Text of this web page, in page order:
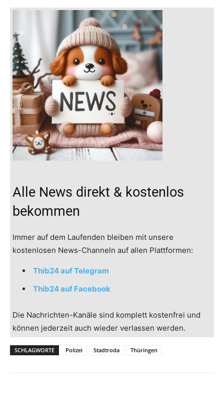
Alle News direkt & kostenlos
bekommen
Immer auf dem Laufenden bleiben mit unsere
kostenlosen News-Channeln auf allen Plattformen:
Thib24 auf Telegram
Thib24 auf Facebook
Die Nachrichten-Kanäle sind komplett kostenfrei und
können jederzeit auch wieder verlassen werden.
SCHLAGWORTE Polizei Stadtroda Thüringen